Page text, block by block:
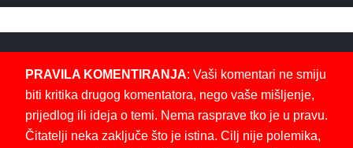
PRAVILA KOMENTIRANJA: Vaši komentari ne smiju
biti kritika drugog komentatora, nego vaše mišljenje,
prijedlog ili ideja o temi. Nema rasprave tko je u pravu.
Čitatelji neka zaključe što je istina. Cilj nije polemika,